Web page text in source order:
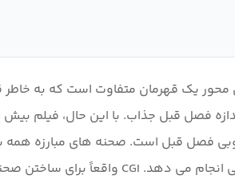
یک قهرمان متفاوت است که به خاطر
فصل قبل جذاب. با این حال، فیلم بیش
فصل قبل است. صحنه های مبارزه همه